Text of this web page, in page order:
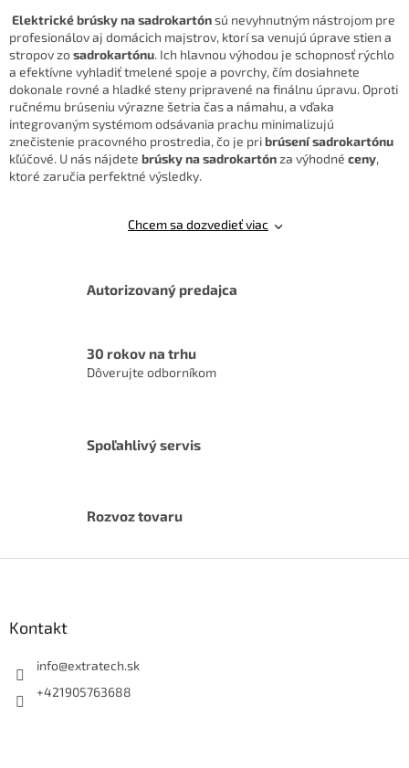
c
i
e
p
r
v
k
y
v
s
Elektrické brúsky na sadrokartónsú nevyhnutným nástrojom pre
profesionálov aj domácich majstrov, ktorí sa venujú úprave stien a
stropov zosadrokartónu. Ich hlavnou výhodou je schopnosť rýchlo
a efektívne vyhladiť tmelené spoje a povrchy, čím dosiahnete
dokonale rovné a hladké steny pripravené na finálnu úpravu. Oproti
ručnému brúseniu výrazne šetria čas a námahu, a vďaka
integrovaným systémom odsávania prachu minimalizujú
znečistenie pracovného prostredia, čo je pribrúsení sadrokartónu
kľúčové. U nás nájdete brúsky na sadrokartónza výhodné ceny,
ktoré zaručia perfektné výsledky.
Chcem sa dozvedieť viac
Autorizovaný predajca
30 rokov na trhu
Dôverujte odborníkom
Spoľahlivý servis
Rozvoz tovaru
Kontakt
info@extratech.sk
+421905763688